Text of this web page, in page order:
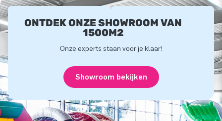
ONTDEK ONZE SHOWROOM VAN
1500M2
Onze experts staan voor je klaar!
Showroom bekijken